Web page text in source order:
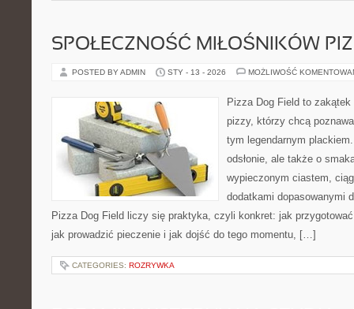
SPOŁECZNOŚĆ MIŁOŚNIKÓW
POSTED BY ADMIN STY - 13 - 2026 MOŻLIWOŚĆ
Pizza Dog Field to zakątek
pizzy, którzy chcą
tym legendarnym
odsłonie, ale także o
wypieczonym ciastem,
dodatkami dopasowanymi
Pizza Dog Field liczy się praktyka, czyli konkret: jak
jak prowadzić pieczenie i jak dojść do tego momentu, […]
CATEGORIES: ROZRYWKA